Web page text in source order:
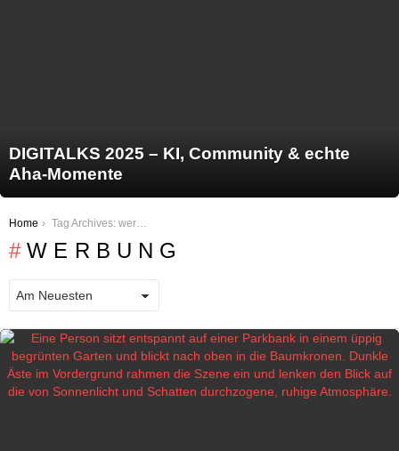
DIGITALKS 2025 – KI, Community & echte
Aha-Momente
You are here:
Home Tag Archives: werbung
WERBUNG
LATEST STORIES